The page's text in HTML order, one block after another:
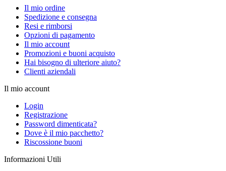
Il mio ordine
Spedizione e consegna
Resi e rimborsi
Opzioni di pagamento
Il mio account
Promozioni e buoni acquisto
Hai bisogno di ulteriore aiuto?
Clienti aziendali
Il mio account
Login
Registrazione
Password dimenticata?
Dove è il mio pacchetto?
Riscossione buoni
Informazioni Utili